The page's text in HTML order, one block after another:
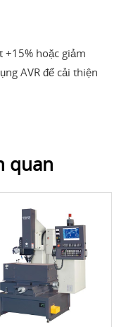
+15% hoặc giảm
AVR để cải thiện
quan